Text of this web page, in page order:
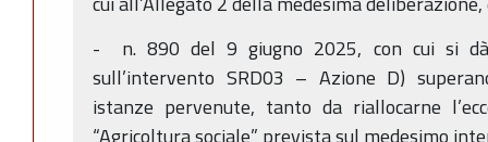
- n. 890 del 9 giugno 2025, con cui si
sull’intervento SRD03 – Azione D)
istanze pervenute, tanto da riallocarne
“Agricoltura sociale” prevista sul medesimo